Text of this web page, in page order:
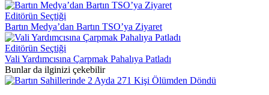
Editörün Seçtiği
Bartın Medya’dan Bartın TSO’ya Ziyaret
Editörün Seçtiği
Vali Yardımcısına Çarpmak Pahalıya Patladı
Bunlar da ilginizi çekebilir